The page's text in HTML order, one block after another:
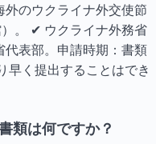
のウクライナ外交使節
。 ✔ ウクライナ外務省
表部。申請時期：書類
早く提出することはでき
類は何ですか？